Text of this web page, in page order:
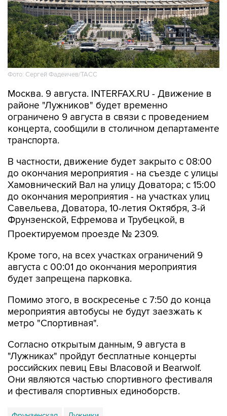
Фото: Сергей Фадеичев/ТАСС
Москва. 9 августа. INTERFAX.RU - Движение в
районе "Лужников" будет временно
ограничено 9 августа в связи с проведением
концерта, сообщили в столичном департаменте
транспорта.
В частности, движение будет закрыто с 08:00
до окончания мероприятия - на съезде с улицы
Хамовнический Вал на улицу Доватора; с 15:00
до окончания мероприятия - на участках улиц
Савельева, Доватора, 10-летия Октября, 3-й
Фрунзенской, Ефремова и Трубецкой, в
Проектируемом проезде № 2309.
Кроме того, на всех участках ограничений 9
августа с 00:01 до окончания мероприятия
будет запрещена парковка.
Помимо этого, в воскресенье с 7:50 до конца
мероприятия автобусы не будут заезжать к
метро "Спортивная".
Согласно открытым данным, 9 августа в
"Лужниках" пройдут бесплатные концерты
российских певиц Евы Власовой и Bearwolf.
Они являются частью спортивного фестиваля
и фестиваля спортивных единоборств.